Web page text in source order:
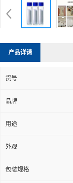
产品详请
货号
品牌
用途
外观
包装规格